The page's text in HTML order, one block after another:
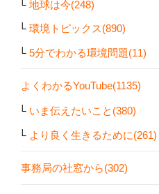
地球は今(248)
環境トピックス(890)
5分でわかる環境問題(11)
よくわかるYouTube(1135)
いま伝えたいこと(380)
より良く生きるために(261)
事務局の社窓から(302)